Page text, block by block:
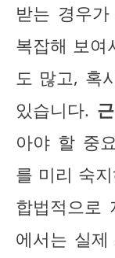
받는 경우
복잡해 보여
도 많고, 혹
있습니다.
아야 할 중
를 미리 숙
합법적으로
에서는 실제